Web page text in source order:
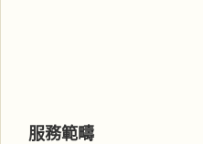
服務範疇